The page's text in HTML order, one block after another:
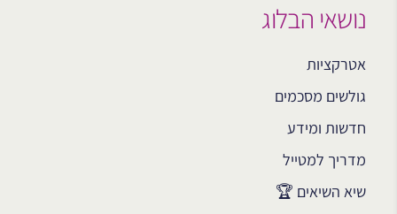
נושאי הבלוג
אטרקציות
גולשים מסכמים
חדשות ומידע
מדריך למטייל
שיא השיאים 🏆